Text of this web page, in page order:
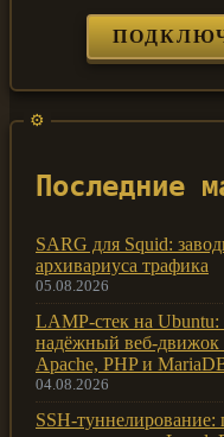
Последние
SARG для Squid:
архивариуса трафика
05.08.2026
LAMP-стек на Ubuntu:
надёжный веб-движок
Apache, PHP и
04.08.2026
SSH-туннелирование: